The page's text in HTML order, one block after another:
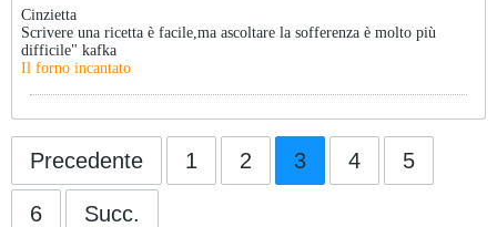
Cinzietta
Scrivere una ricetta è facile,ma ascoltare la sofferenza è molto più
difficile" kafka
Il forno incantato
Precedente 1 2 3 4 5
6 Succ.